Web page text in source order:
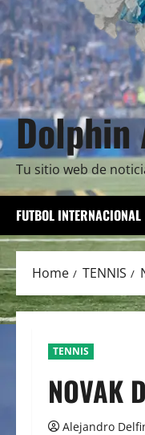
Tu sitio web de
FUTBOL INTERNACIONAL
Home TENNIS
TENNIS
NOVAK
Alejandro